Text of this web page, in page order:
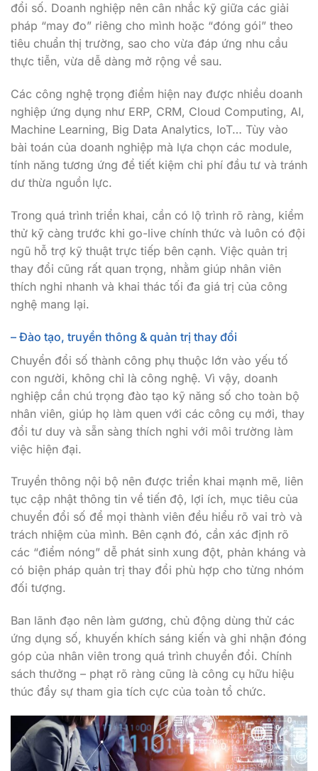
đổi số. Doanh nghiệp nên cân nhắc kỹ giữa các giải
pháp “may đo” riêng cho mình hoặc “đóng gói” theo
tiêu chuẩn thị trường, sao cho vừa đáp ứng nhu cầu
thực tiễn, vừa dễ dàng mở rộng về sau.
Các công nghệ trọng điểm hiện nay được nhiều doanh
nghiệp ứng dụng như ERP, CRM, Cloud Computing, AI,
Machine Learning, Big Data Analytics, IoT… Tùy vào
bài toán của doanh nghiệp mà lựa chọn các module,
tính năng tương ứng để tiết kiệm chi phí đầu tư và tránh
dư thừa nguồn lực.
Trong quá trình triển khai, cần có lộ trình rõ ràng, kiểm
thử kỹ càng trước khi go-live chính thức và luôn có đội
ngũ hỗ trợ kỹ thuật trực tiếp bên cạnh. Việc quản trị
thay đổi cũng rất quan trọng, nhằm giúp nhân viên
thích nghi nhanh và khai thác tối đa giá trị của công
nghệ mang lại.
– Đào tạo, truyền thông & quản trị thay đổi
Chuyển đổi số thành công phụ thuộc lớn vào yếu tố
con người, không chỉ là công nghệ. Vì vậy, doanh
nghiệp cần chú trọng đào tạo kỹ năng số cho toàn bộ
nhân viên, giúp họ làm quen với các công cụ mới, thay
đổi tư duy và sẵn sàng thích nghi với môi trường làm
việc hiện đại.
Truyền thông nội bộ nên được triển khai mạnh mẽ, liên
tục cập nhật thông tin về tiến độ, lợi ích, mục tiêu của
chuyển đổi số để mọi thành viên đều hiểu rõ vai trò và
trách nhiệm của mình. Bên cạnh đó, cần xác định rõ
các “điểm nóng” dễ phát sinh xung đột, phản kháng và
có biện pháp quản trị thay đổi phù hợp cho từng nhóm
đối tượng.
Ban lãnh đạo nên làm gương, chủ động dùng thử các
ứng dụng số, khuyến khích sáng kiến và ghi nhận đóng
góp của nhân viên trong quá trình chuyển đổi. Chính
sách thưởng – phạt rõ ràng cũng là công cụ hữu hiệu
thúc đẩy sự tham gia tích cực của toàn tổ chức.